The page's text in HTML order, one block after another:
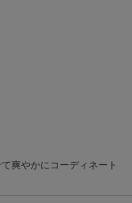
爽やかにコーディネート